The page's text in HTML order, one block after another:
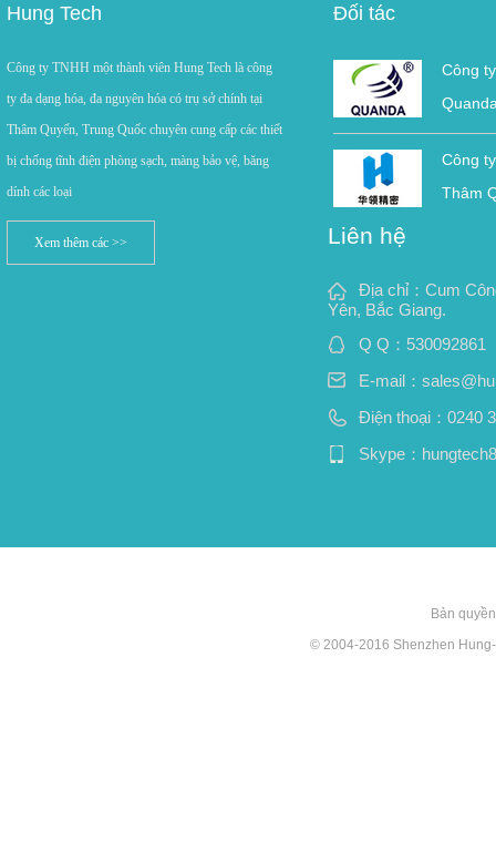
Hung Tech
Công ty TNHH một thành viên Hung Tech là công
ty đa dạng hóa, đa nguyên hóa có trụ sở chính tại
Thâm Quyến, Trung Quốc chuyên cung cấp các thiết
bị chống tĩnh điện phòng sạch, màng bảo vệ, băng
dính các loại
Xem thêm các >>
Đối tác
Công
Công
Thâm
Liên hệ
Địa chỉ：Cum
Yên, Bắc Giang.
Q Q： 530092861
E-mail：
Điện thoại：0240
Skype：
Bản
© 2004-2016 Shenzhen